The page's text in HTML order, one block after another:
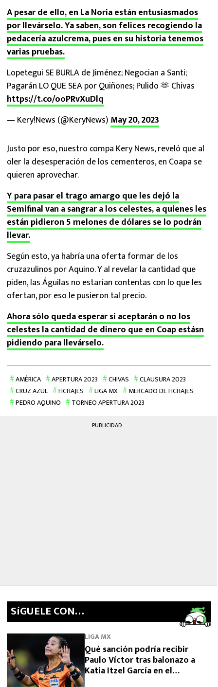
A pesar de ello, en La Noria están entusiasmados
por llevárselo. Ya saben, son felices recogiendo la
pedacería azulcrema, pues en su historia tenemos
varias pruebas.
Lopetegui SE BURLA de Jiménez; Negocian a Santi;
Pagarán LO QUE SEA por Quiñones; Pulido 🫶 Chivas
https://t.co/ooPRvXuDlq
— Kery!News (@KeryNews) May 20, 2023
Justo por eso, nuestro compa Kery News, reveló que al
oler la desesperación de los cementeros, en Coapa se
quieren aprovechar.
Y para pasar el trago amargo que les dejó la
Semifinal van a sangrar a los celestes, a quienes les
están pidieron 5 melones de dólares se lo podrán
llevar.
Según esto, ya habría una oferta formar de los
cruzazulinos por Aquino. Y al revelar la cantidad que
piden, las Águilas no estarían contentas con lo que les
ofertan, por eso le pusieron tal precio.
Ahora sólo queda esperar si aceptarán o no los
celestes la cantidad de dinero que en Coap estásn
pidiendo para llevárselo.
AMÉRICA APERTURA 2023 CHIVAS
CLAUSURA 2023
CRUZ AZUL
FICHAJES LIGA MX
MERCADO DE FICHAJES
PEDRO AQUINO
TORNEO APERTURA 2023
PUBLICIDAD
SíGUELE CON…
LIGA MX
Qué sanción podría recibir
Paulo Víctor tras balonazo a
Katia Itzel García en el